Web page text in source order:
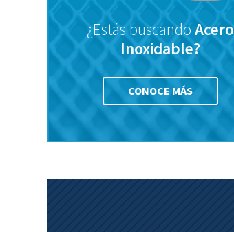
¿Estás buscandoAcero
Inoxidable?
CONOCE MÁS